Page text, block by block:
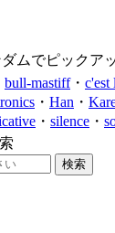
ムでピックア
bull-mastiff・ c'est
・ Han ・
・ silence ・